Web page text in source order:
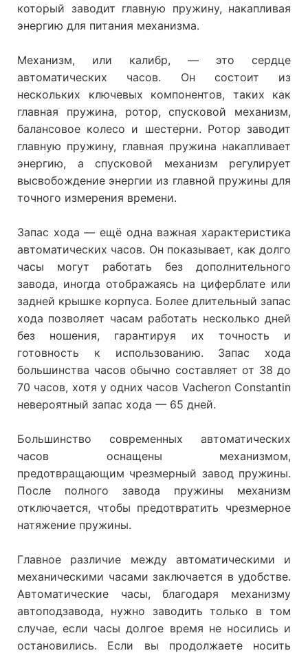
который заводит главную пружину, накапливая
энергию для питания механизма.
Механизм, или калибр, — это сердце
автоматических часов. Он состоит из
нескольких ключевых компонентов, таких как
главная пружина, ротор, спусковой механизм,
балансовое колесо и шестерни. Ротор заводит
главную пружину, главная пружина накапливает
энергию, а спусковой механизм регулирует
высвобождение энергии из главной пружины для
точного измерения времени.
Запас хода — ещё одна важная характеристика
автоматических часов. Он показывает, как долго
часы могут работать без дополнительного
завода, иногда отображаясь на циферблате или
задней крышке корпуса. Более длительный запас
хода позволяет часам работать несколько дней
без ношения, гарантируя их точность и
готовность к использованию. Запас хода
большинства часов обычно составляет от 38 до
70 часов, хотя у одних часов Vacheron Constantin
невероятный запас хода — 65 дней.
Большинство современных автоматических
часов оснащены механизмом,
предотвращающим чрезмерный завод пружины.
После полного завода пружины механизм
отключается, чтобы предотвратить чрезмерное
натяжение пружины.
Главное различие между автоматическими и
механическими часами заключается в удобстве.
Автоматические часы, благодаря механизму
автоподзавода, нужно заводить только в том
случае, если часы долгое время не носились и
остановились. Если вы продолжаете носить